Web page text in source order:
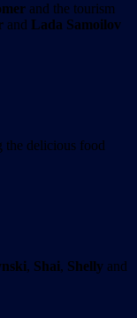
and the tourism
and Lada Samoilov
the delicious food
, Shai, Shelly and